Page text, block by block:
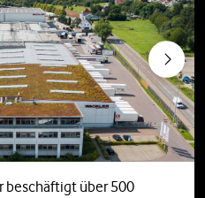
beschäftigt über 500
Next